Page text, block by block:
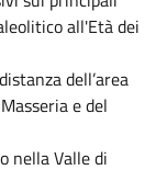
all'Età dei
dell’area
e del
nella Valle di